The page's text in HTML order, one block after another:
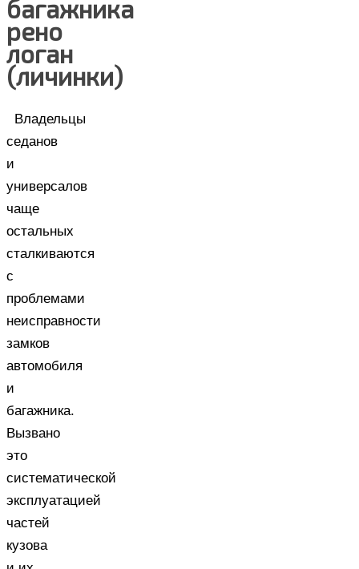
багажника
рено
логан
(личинки)
Владельцы
седанов
и
универсалов
чаще
остальных
сталкиваются
с
проблемами
неисправности
замков
автомобиля
и
багажника.
Вызвано
это
систематической
эксплуатацией
частей
кузова